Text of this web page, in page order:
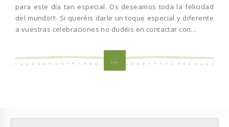
para este día tan especial. Os deseamos toda la felicidad
del mundo!!!. Si queréis darle un toque especial y diferente
a vuestras celebraciones no dudéis en contactar con…
...